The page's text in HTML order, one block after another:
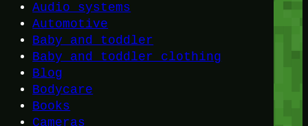
Audio systems
Automotive
Baby and toddler
Baby and toddler clothing
Blog
Bodycare
Books
Cameras